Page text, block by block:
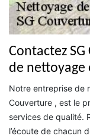
Contactez
de nettoyage
Notre entreprise de
Couverture , est le
services de qualité.
l’écoute de chacun